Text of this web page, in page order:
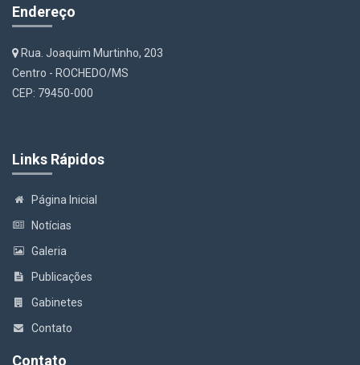
Endereço
Rua. Joaquim Murtinho, 203
Centro - ROCHEDO/MS
CEP: 79450-000
Links Rápidos
Página Inicial
Notícias
Galeria
Publicações
Gabinetes
Contato
Contato